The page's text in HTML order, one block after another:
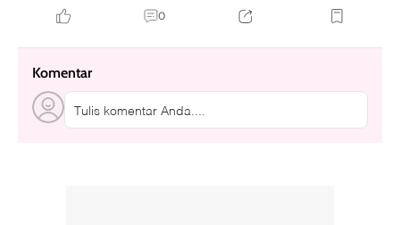
0
Komentar
Tulis komentar Anda....